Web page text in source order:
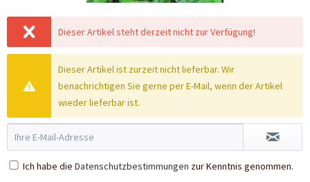
Dieser Artikel steht derzeit nicht zur Verfügung!
Dieser Artikel ist zurzeit nicht lieferbar. Wir
benachrichtigen Sie gerne per E-Mail, wenn der Artikel
wieder lieferbar ist.
Ich habe die Datenschutzbestimmungen zur Kenntnis genommen.